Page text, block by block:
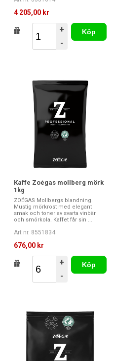
4 205,00 kr
+
-
Köp
Kaffe Zoégas mollberg mörk
1kg
ZOÉGAS Mollbergs blandning.
Mustig mörkrost med elegant
smak och toner av svarta vinbär
och smörkola. Kaffet får sin ...
Art nr. 8551834
676,00 kr
+
-
Köp